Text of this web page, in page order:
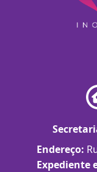
Endereço:
Expediente